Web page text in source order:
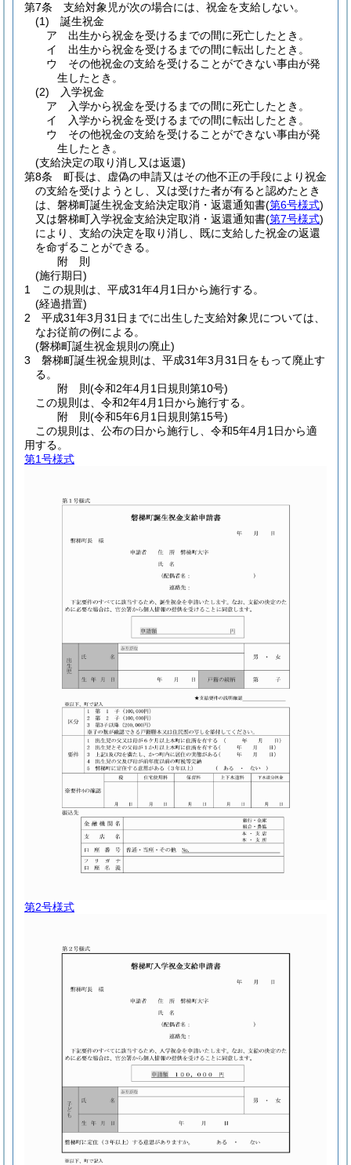
第7条
支給対象児が次の場合には、祝金を支給しない。
(1)
誕生祝金
ア
出生から祝金を受けるまでの間に死亡したとき。
イ
出生から祝金を受けるまでの間に転出したとき。
ウ
その他祝金の支給を受けることができない事由が発
生したとき。
(2)
入学祝金
ア
入学から祝金を受けるまでの間に死亡したとき。
イ
入学から祝金を受けるまでの間に転出したとき。
ウ
その他祝金の支給を受けることができない事由が発
生したとき。
(支給決定の取り消し又は返還)
第8条
町長は、虚偽の申請又はその他不正の手段により祝金
の支給を受けようとし、又は受けた者が有ると認めたとき
は、磐梯町誕生祝金支給決定取消・返還通知書(第6号様式)
又は磐梯町入学祝金支給決定取消・返還通知書(第7号様式)
により、支給の決定を取り消し、既に支給した祝金の返還
を命ずることができる。
附 則
(施行期日)
1
この規則は、平成31年4月1日から施行する。
(経過措置)
2
平成31年3月31日までに出生した支給対象児については、
なお従前の例による。
(磐梯町誕生祝金規則の廃止)
3
磐梯町誕生祝金規則は、平成31年3月31日をもって廃止す
る。
附 則(令和2年4月1日規則第10号)
この規則は、令和2年4月1日から施行する。
附 則(令和5年6月1日規則第15号)
この規則は、公布の日から施行し、令和5年4月1日から適
用する。
第1号様式
第2号様式